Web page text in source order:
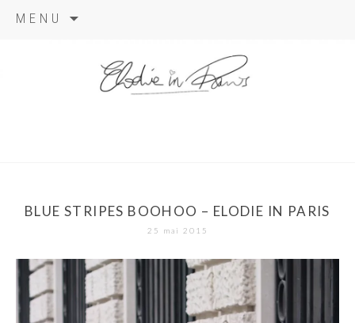
MENU
BLUE STRIPES BOOHOO – ELODIE IN PARIS
25 mai 2015